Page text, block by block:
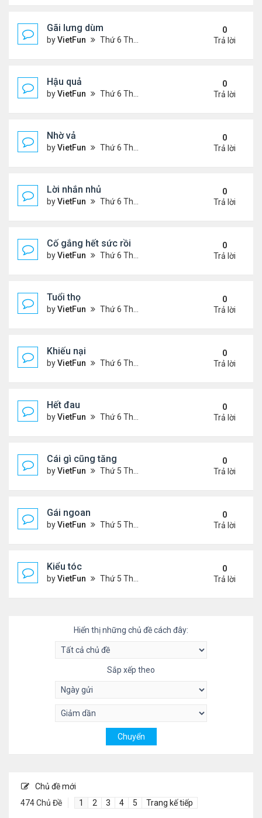
Gãi lưng dùm
byVietFun Thứ 6 Tháng 11 05, 2021 12:49 pm
0
Trả lời
Hậu quả
byVietFun Thứ 6 Tháng 11 05, 2021 12:42 pm
0
Trả lời
Nhờ vả
byVietFun Thứ 6 Tháng 11 05, 2021 12:41 pm
0
Trả lời
Lời nhắn nhủ
byVietFun Thứ 6 Tháng 11 05, 2021 12:38 pm
0
Trả lời
Cố gắng hết sức rồi
byVietFun Thứ 6 Tháng 11 05, 2021 12:03 pm
0
Trả lời
Tuổi thọ
byVietFun Thứ 6 Tháng 11 05, 2021 11:57 am
0
Trả lời
Khiếu nại
byVietFun Thứ 6 Tháng 11 05, 2021 11:53 am
0
Trả lời
Hết đau
byVietFun Thứ 6 Tháng 11 05, 2021 11:47 am
0
Trả lời
Cái gì cũng tăng
byVietFun Thứ 5 Tháng 11 04, 2021 9:31 pm
0
Trả lời
Gái ngoan
byVietFun Thứ 5 Tháng 11 04, 2021 9:28 pm
0
Trả lời
Kiểu tóc
byVietFun Thứ 5 Tháng 11 04, 2021 3:59 pm
0
Trả lời
Hiển thị những chủ đề cách đây:
Sắp xếp theo
Chủ đề mới
474 Chủ Đề
1 2 3 4 5 Trang kế tiếp